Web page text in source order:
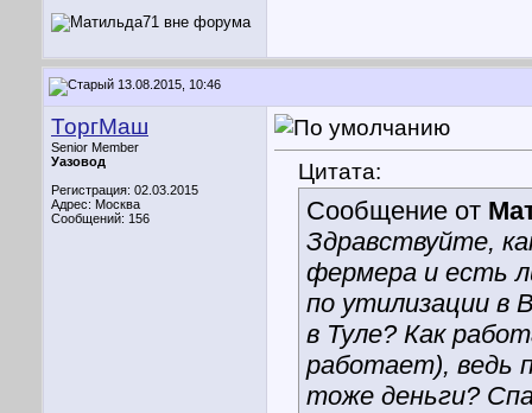
13.08.2015, 10:46
ТоргМаш
Senior Member
Уазовод
Регистрация: 02.03.2015
Адрес: Москва
Сообщений: 156
Цитата:
Сообщение от
Здравствуйте,
фермера и есть
по утилизации в
в Туле? Как
работает), ведь
тоже деньги?